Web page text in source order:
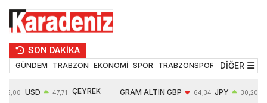
SON DAKİKA
GÜNDEM TRABZON EKONOMİ SPOR TRABZONSPOR TEKNOLOJİ
DİĞER
55,00 USD 47,71 ÇEYREK GRAM ALTIN GBP 64,34 JPY 30,20